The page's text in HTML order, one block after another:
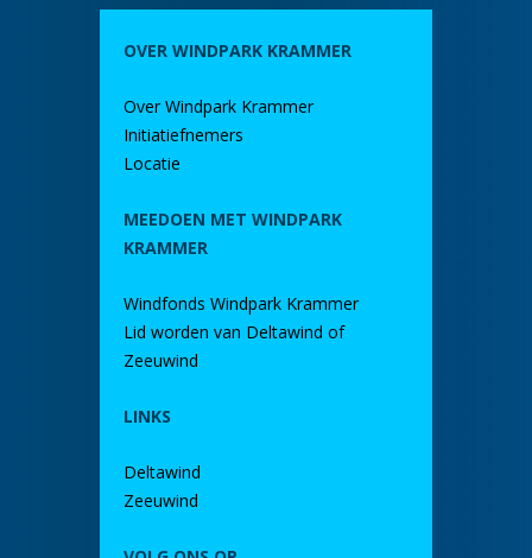
OVER WINDPARK KRAMMER
Over Windpark Krammer
Initiatiefnemers
Locatie
MEEDOEN MET WINDPARK
KRAMMER
Windfonds Windpark Krammer
Lid worden van Deltawind of
Zeeuwind
LINKS
Deltawind
Zeeuwind